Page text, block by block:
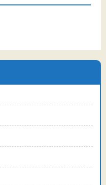
拡大